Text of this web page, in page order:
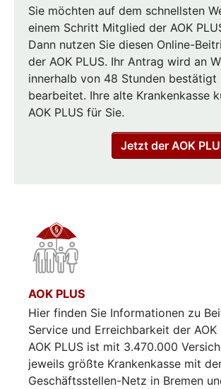
Sie möchten auf dem schnellsten
einem Schritt Mitglied der AOK
Dann nutzen Sie diesen Online-
der AOK PLUS. Ihr Antrag wird an
innerhalb von 48 Stunden bestätigt
bearbeitet. Ihre alte Krankenkasse
AOK PLUS für Sie.
Jetzt der AOK
AOK PLUS
Hier finden Sie Informationen zu
Service und Erreichbarkeit der AOK
AOK PLUS ist mit 3.470.000
jeweils größte Krankenkasse mit
Geschäftsstellen-Netz in Bremen